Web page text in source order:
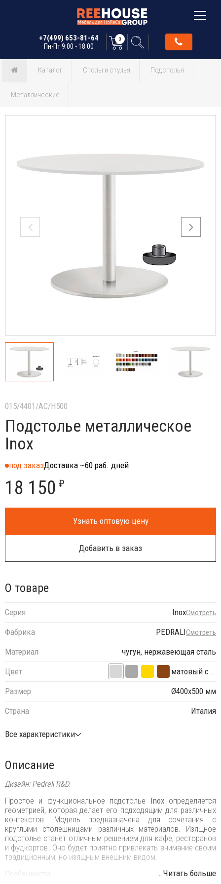
+7(499) 653-81-64
Пн-Пт 9:00 - 18:00
0
Каталог Столы и стулья Подстолья
Металлические
015/4401/AC/H500
Подстолье металлическое
Inox
под заказДоставка ~60 раб. дней
18 150 ₽
Узнать оптовую цену
Добавить в заказ
О товаре
Серия InoxСмотреть
Фабрика PEDRALIСмотреть
Материал
чугун, нержавеющая сталь
Цвет
матовый с...
Размер
Ø400х500 мм
Страна
Италия
Все характеристики
Описание
Дизайн: Pedrali R&D.
Простое и функциональное подстолье Inoxопределяется
геометрией, которая делает его подходящим для различных
контекстов. Модель предназначена для сочетания с
круглыми столешницами различных материалов. Изящное
подстолье станет отличным решением для кафе, ресторанов
и фудкортов. Оно будет приятно привлекать внимание своим
традиционным, но изящным внешним видом.
Особенности:
...Читать больше